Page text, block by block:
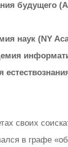
будущего
наук (NY
своих
в графе